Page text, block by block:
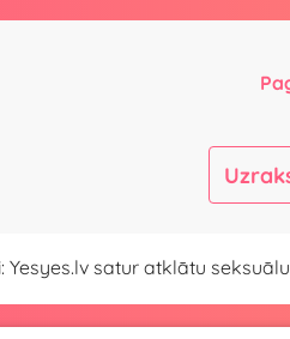
Yesyes.lv satur atklātu